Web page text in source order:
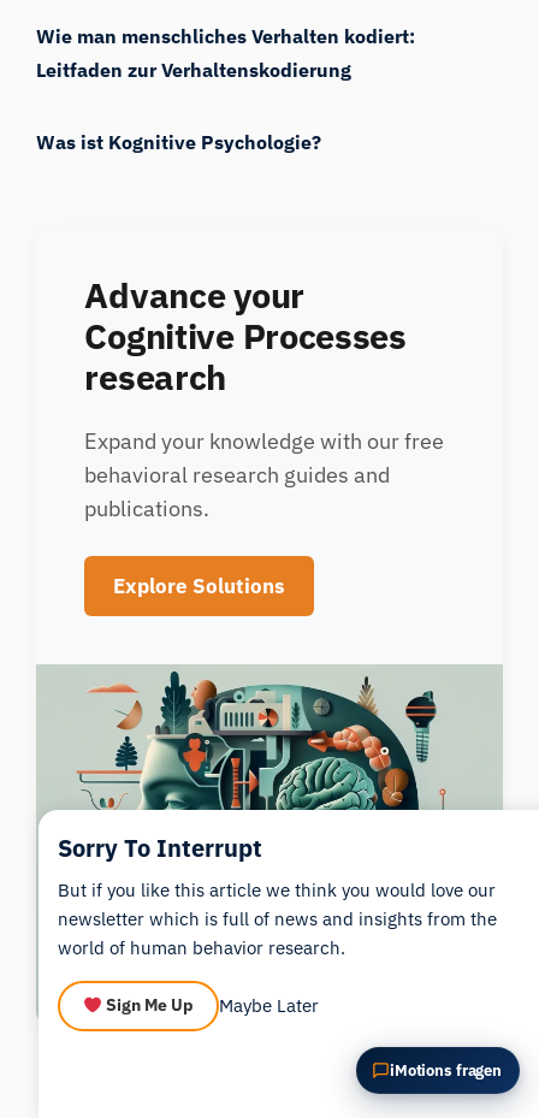
Wie man menschliches Verhalten kodiert:
Leitfaden zur Verhaltenskodierung
Was ist Kognitive Psychologie?
Advance your
Cognitive Processes
research
Expand your knowledge with our free
behavioral research guides and
publications.
Explore Solutions
iMotions fragen
iMotions Forschungsassistent
Produkten, Sensoren, SDKs, Ressourcen oder
beschreiben Sie, was Sie untersuchen möchten.
Ich schlage nützliche nächste Fragen vor, basierend
auf dem, was Sie fragen.
Diesen Artikel zusammenfassen
Sorry To Interrupt
But if you like this article we think you would love our
newsletter which is full of news and insights from the
world of human behavior research.
Sign Me Up Maybe Later